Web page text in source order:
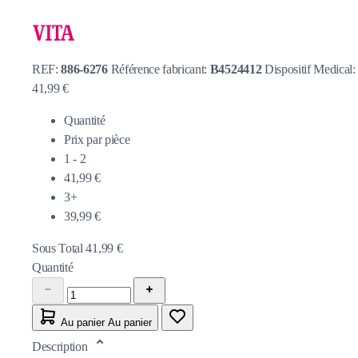
REF:886-6276 Référence fabricant: B4524412Dispositif Medical:
41,99 €
Quantité
Prix par pièce
1 - 2
41,99 €
3+
39,99 €
Sous Total41,99 €
Quantité
Au panier Au panier
Description